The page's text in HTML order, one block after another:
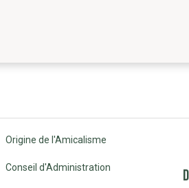
Origine de l'Amicalisme
Conseil d'Administration